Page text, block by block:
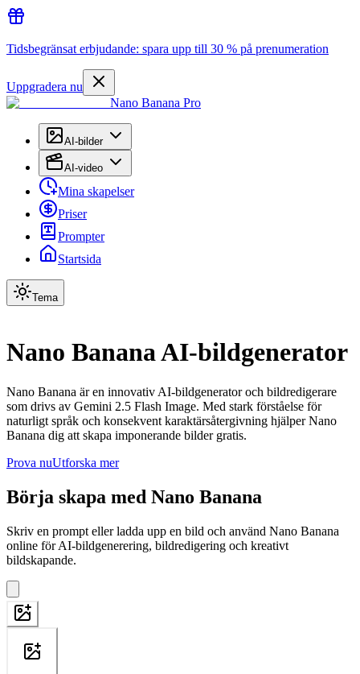
Tidsbegränsat erbjudande: spara upp till 30 % på prenumeration
Uppgradera nu
Nano Banana Pro
AI-bilder
AI-video
Mina skapelser
Priser
Prompter
Startsida
Tema
Nano Banana AI-bildgenerator
Nano Banana är en innovativ AI-bildgenerator och bildredigerare
som drivs av Gemini 2.5 Flash Image. Med stark förståelse för
naturligt språk och konsekvent karaktärsåtergivning hjälper Nano
Banana dig att skapa imponerande bilder gratis.
Prova nuUtforska mer
Börja skapa med Nano Banana
Skriv en prompt eller ladda upp en bild och använd Nano Banana
online för AI-bildgenerering, bildredigering och kreativt
bildskapande.